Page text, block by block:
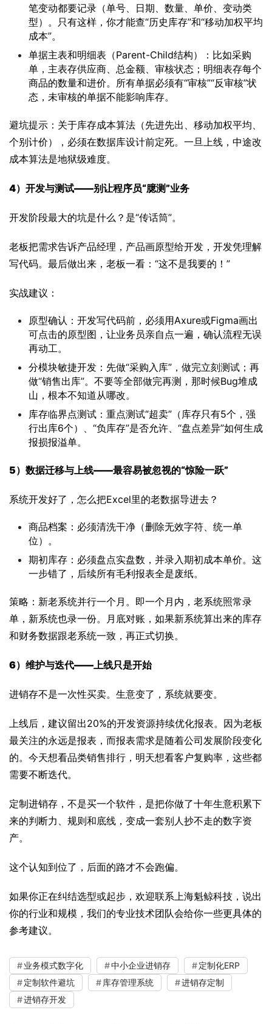
笔变动都要记录（单号、日期、数量、单价、变动类
型）。只有这样，你才能查“历史库存”和“移动加权平均
成本”。
单据主表和明细表（Parent-Child结构）：比如采购
单，主表存供应商、总金额、审核状态；明细表存每个
商品的数量和进价。所有单据必须有“审核”“反审核”状
态，未审核的单据不能影响库存。
避坑提示：关于库存成本算法（先进先出、移动加权平均、
个别计价），必须在数据库设计前定死。一旦上线，中途改
成本算法是地狱级难度。
4） 开发与测试——别让程序员“臆测”业务
开发阶段最大的坑是什么？是“传话筒”。
老板把需求告诉产品经理，产品画原型给开发，开发凭理解
写代码。最后做出来，老板一看：“这不是我要的！”
实战建议：
原型确认：开发写代码前，必须用Axure或Figma画出
可点击的原型图，让业务员亲自点一遍，确认流程无误
再动工。
分模块敏捷开发：先做“采购入库”，做完立刻测试；再
做“销售出库”。不要等全部做完再测，那时候Bug堆成
山，根本不知道从哪改。
库存临界点测试：重点测试“超卖”（库存只有5个，强
行出库6个）、“负库存”是否允许、“盘点差异”如何生成
报损报溢单。
5） 数据迁移与上线——最容易被忽视的“惊险一跃”
系统开发好了，怎么把Excel里的老数据导进去？
商品档案：必须清洗干净（删除无效字符、统一单
位）。
期初库存：必须盘点实盘数，并录入期初成本单价。这
一步错了，后续所有毛利报表全是废纸。
策略：新老系统并行一个月。即一个月内，老系统照常录
单，新系统也录一份。月底对账，如果新系统算出来的库存
和财务数据跟老系统一致，再正式切换。
6） 维护与迭代——上线只是开始
进销存不是一次性买卖。生意变了，系统就要变。
上线后，建议留出20%的开发资源持续优化报表。因为老板
最关注的永远是报表，而报表需求是随着公司发展阶段变化
的。今天想看品类销售排行，明天想看客户复购率，这些都
需要不断迭代。
定制进销存，不是买一个软件，是把你做了十年生意积累下
来的判断力、规则和底线，变成一套别人抄不走的数字资
产。
这个认知到位了，后面的路才不会跑偏。
如果你正在纠结选型或起步，欢迎联系上海魁鲸科技，说出
你的行业和规模，我们的专业技术团队会给你一些更具体的
参考建议。
业务模式数字化 中小企业进销存
定制化ERP
定制软件避坑
库存管理系统
进销存定制
进销存开发